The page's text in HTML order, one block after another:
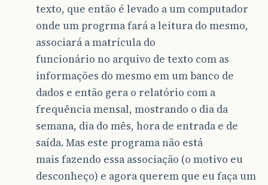
texto, que então é levado a um computador
onde um progrma fará a leitura do mesmo,
associará a matrícula do
funcionário no arquivo de texto com as
informações do mesmo em um banco de
dados e então gera o relatório com a
frequência mensal, mostrando o dia da
semana, dia do mês, hora de entrada e de
saída. Mas este programa não está
mais fazendo essa associação (o motivo eu
desconheço) e agora querem que eu faça um